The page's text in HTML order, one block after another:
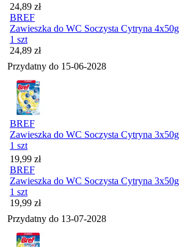
Cena
24,89 zł
BREF
Zawieszka do WC Soczysta Cytryna 4x50g
1 szt
Cena
24,89 zł
Przydatny do 15-06-2028
BREF
Zawieszka do WC Soczysta Cytryna 3x50g
1 szt
Cena
19,99 zł
BREF
Zawieszka do WC Soczysta Cytryna 3x50g
1 szt
Cena
19,99 zł
Przydatny do 13-07-2028